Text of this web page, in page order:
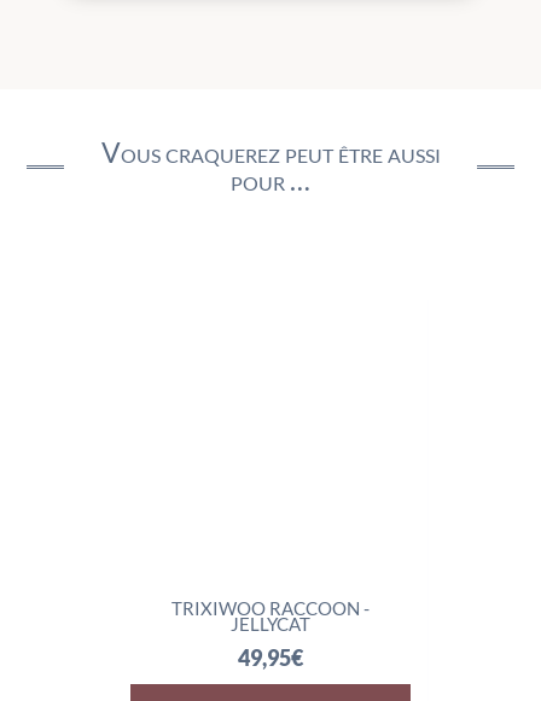
Vous craquerez peut être aussi
pour …
TRIXIWOO RACCOON -
JELLYCAT
€